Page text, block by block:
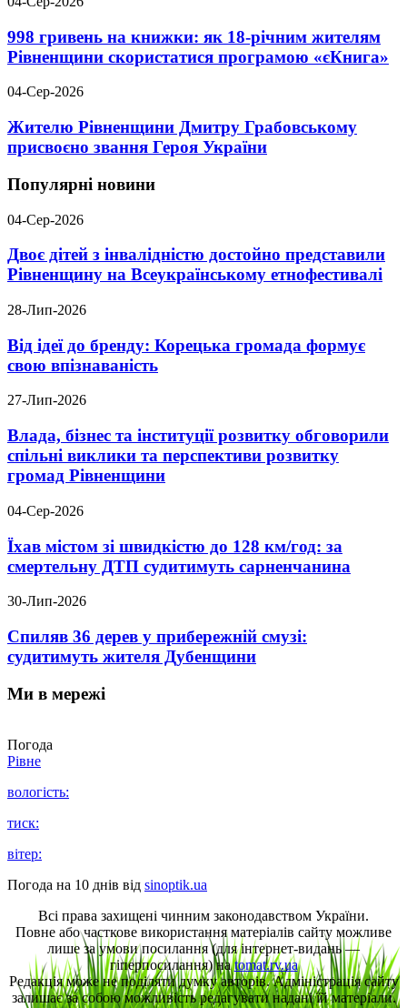
998 гривень на книжки: як 18-річним жителям
Рівненщини скористатися програмою «єКнига»
04-Сер-2026
Жителю Рівненщини Дмитру Грабовському
присвоєно звання Героя України
Популярні новини
04-Сер-2026
Двоє дітей з інвалідністю достойно представили
Рівненщину на Всеукраїнському етнофестивалі
28-Лип-2026
Від ідеї до бренду: Корецька громада формує
свою впізнаваність
27-Лип-2026
Влада, бізнес та інституції розвитку обговорили
спільні виклики та перспективи розвитку
громад Рівненщини
04-Сер-2026
Їхав містом зі швидкістю до 128 км/год: за
смертельну ДТП судитимуть сарненчанина
30-Лип-2026
Спиляв 36 дерев у прибережній смузі:
судитимуть жителя Дубенщини
Ми в мережі
Погода
Рівне
вологість:
тиск:
вітер:
Погода на 10 днів від sinoptik.ua
Всі права захищені чинним законодавством України.
Повне або часткове використання матеріалів сайту можливе
лише за умови посилання (для інтернет-видань —
гіперпосилання) наtomat.rv.ua
Редакція може не поділяти думку авторів. Адміністрація сайту
залишає за собою можливість редагувати надані їй матеріали.